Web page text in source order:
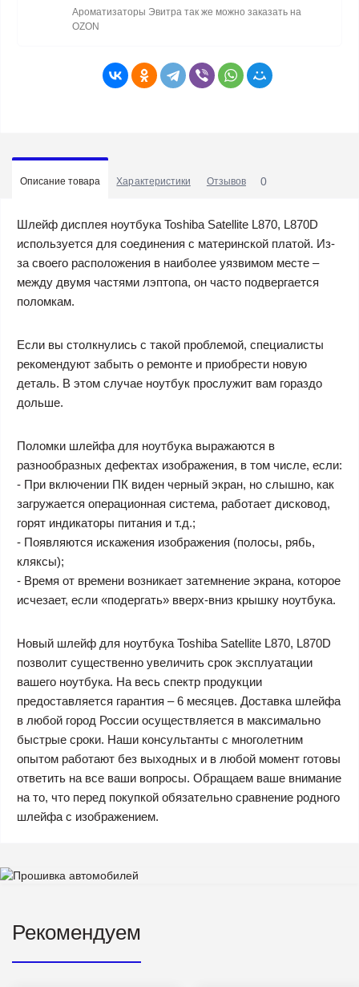
Ароматизаторы Эвитра так же можно заказать на
OZON
Описание товара Характеристики Отзывов 0
Шлейф дисплея ноутбука Toshiba Satellite L870, L870D
используется для соединения с материнской платой. Из-
за своего расположения в наиболее уязвимом месте –
между двумя частями лэптопа, он часто подвергается
поломкам.
Если вы столкнулись с такой проблемой, специалисты
рекомендуют забыть о ремонте и приобрести новую
деталь. В этом случае ноутбук прослужит вам гораздо
дольше.
Поломки шлейфа для ноутбука выражаются в
разнообразных дефектах изображения, в том числе, если:
- При включении ПК виден черный экран, но слышно, как
загружается операционная система, работает дисковод,
горят индикаторы питания и т.д.;
- Появляются искажения изображения (полосы, рябь,
кляксы);
- Время от времени возникает затемнение экрана, которое
исчезает, если «подергать» вверх-вниз крышку ноутбука.
Новый шлейф для ноутбука Toshiba Satellite L870, L870D
позволит существенно увеличить срок эксплуатации
вашего ноутбука. На весь спектр продукции
предоставляется гарантия – 6 месяцев. Доставка шлейфа
в любой город России осуществляется в максимально
быстрые сроки. Наши консультанты с многолетним
опытом работают без выходных и в любой момент готовы
ответить на все ваши вопросы. Обращаем ваше внимание
на то, что перед покупкой обязательно сравнение родного
шлейфа с изображением.
Рекомендуем